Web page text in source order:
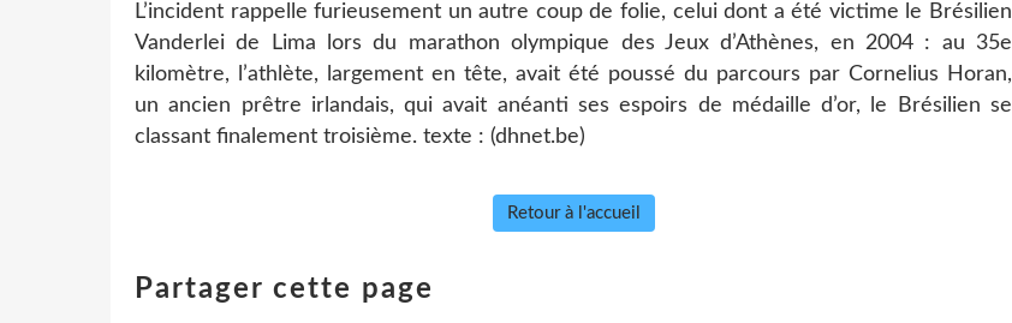
L’incident rappelle furieusement un autre coup de folie, celui dont a été victime le Brésilien
Vanderlei de Lima lors du marathon olympique des Jeux d’Athènes, en 2004 : au 35e
kilomètre, l’athlète, largement en tête, avait été poussé du parcours par Cornelius Horan,
un ancien prêtre irlandais, qui avait anéanti ses espoirs de médaille d’or, le Brésilien se
classant finalement troisième. texte : (dhnet.be)
Retour à l'accueil
Partager cette page